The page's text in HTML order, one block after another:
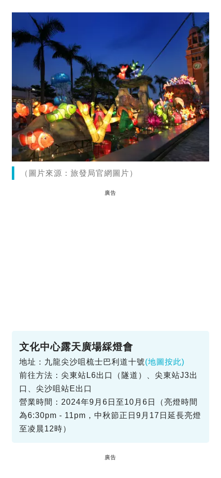
（圖片來源：旅發局官網圖片）
廣告
文化中心露天廣場綵燈會
地址：九龍尖沙咀梳士巴利道十號(地圖按此)
前往方法：尖東站L6出口（隧道）、尖東站J3出
口、尖沙咀站E出口
營業時間：2024年9月6日至10月6日（亮燈時間
為6:30pm - 11pm，中秋節正日9月17日延長亮燈
至凌晨12時）
廣告